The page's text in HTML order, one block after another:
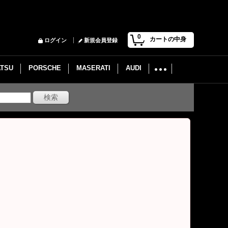
0 カートの中身
ログイン 新規会員登録
PORSCHE MASERATI AUDI